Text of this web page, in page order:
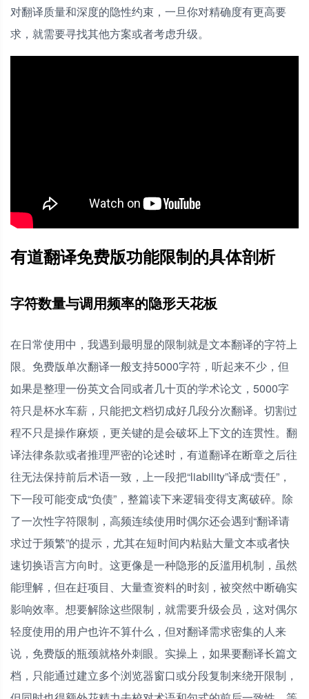
对翻译质量和深度的隐性约束，一旦你对精确度有更高要
求，就需要寻找其他方案或者考虑升级。
有道翻译免费版功能限制的具体剖析
字符数量与调用频率的隐形天花板
在日常使用中，我遇到最明显的限制就是文本翻译的字符上
限。免费版单次翻译一般支持5000字符，听起来不少，但
如果是整理一份英文合同或者几十页的学术论文，5000字
符只是杯水车薪，只能把文档切成好几段分次翻译。切割过
程不只是操作麻烦，更关键的是会破坏上下文的连贯性。翻
译法律条款或者推理严密的论述时，有道翻译在断章之后往
往无法保持前后术语一致，上一段把“liability”译成“责任”，
下一段可能变成“负债”，整篇读下来逻辑变得支离破碎。除
了一次性字符限制，高频连续使用时偶尔还会遇到“翻译请
求过于频繁”的提示，尤其在短时间内粘贴大量文本或者快
速切换语言方向时。这更像是一种隐形的反滥用机制，虽然
能理解，但在赶项目、大量查资料的时刻，被突然中断确实
影响效率。想要解除这些限制，就需要升级会员，这对偶尔
轻度使用的用户也许不算什么，但对翻译需求密集的人来
说，免费版的瓶颈就格外刺眼。实操上，如果要翻译长篇文
档，只能通过建立多个浏览器窗口或分段复制来绕开限制，